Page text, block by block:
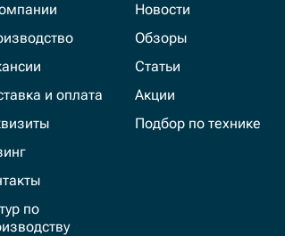
и оплата
по
Новости
Обзоры
Статьи
Акции
Подбор по технике